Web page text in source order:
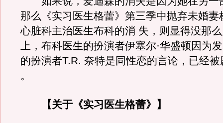
那么《实习医生格蕾》第三季中抛弃未婚妻
心脏科主治医生布科的消 失，则显得没那
上，布科医生的扮演者伊塞尔·华盛顿因为
的扮演者T.R. 奈特是同性恋的言论，已经
。
【关于《实习医生格蕾》】